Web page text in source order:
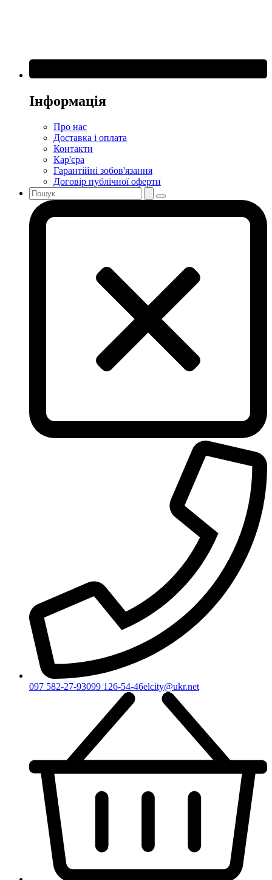
Інформація
Про нас
Доставка і оплата
Контакти
Кар'єра
Гарантійні зобов'язання
Договір публічної оферти
097 582-27-93099 126-54-46elcity@ukr.net